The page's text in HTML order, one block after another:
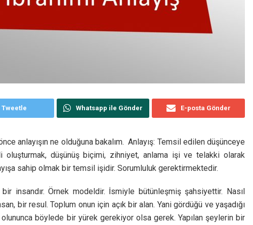
Tweetle Whatsapp ile Gönder E-posta Gönder
anlayışın ne olduğuna bakalım. Anlayış: Temsil edilen düşünceye
düşünüş biçimi, zihniyet, anlama işi ve telakki olarak
sahip olmak bir temsil işidir. Sorumluluk gerektirmektedir.
insandır. Örnek modeldir. İsmiyle bütünleşmiş şahsiyettir. Nasıl
bir resul. Toplum onun için açık bir alan. Yani gördüğü ve yaşadığı
böylede bir yürek gerekiyor olsa gerek. Yapılan şeylerin bir